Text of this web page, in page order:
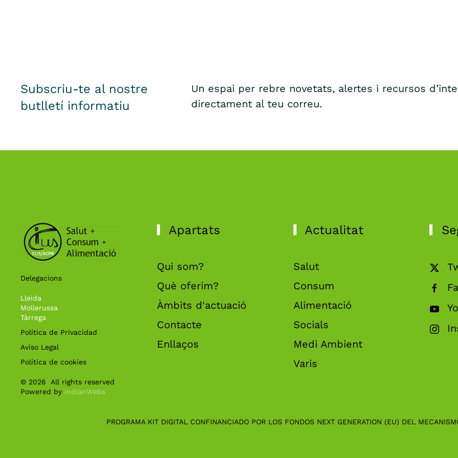
Subscriu-te al nostre
butlletí informatiu
Un espai per rebre novetats, alertes i recursos
directament al teu correu.
Delegacions
Lleida
Mollerussa
Tàrrega
Política de Privacidad
Aviso Legal
Política de cookies
© 2026 All rights reserved
Powered by IndianWebs
Apartats
Qui som?
Què oferim?
Àmbits d'actuació
Contacte
Enllaços
Actualitat
Salut
Consum
Alimentació
Socials
Medi Ambient
Varis
PROGRAMA KIT DIGITAL CONFINANCIADO POR LOS FONDOS NEXT GENERATION (EU) DEL